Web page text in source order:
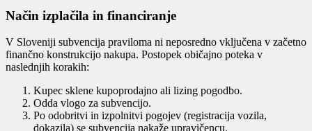
Način izplačila in financiranje
V Sloveniji subvencija praviloma ni neposredno vključena v začetno
finančno konstrukcijo nakupa. Postopek običajno poteka v
naslednjih korakih:
Kupec sklene kupoprodajno ali lizing pogodbo.
Odda vlogo za subvencijo.
Po odobritvi in izpolnitvi pogojev (registracija vozila,
dokazila) se subvencija nakaže upravičencu.